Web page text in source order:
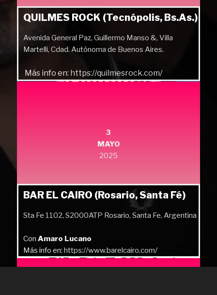
QUILMES ROCK (Tecnópolis, Bs.As.)
Avenida General Paz, Guillermo Manso &, Villa
Martelli, Cdad. Autónoma de Buenos Aires.
Más info en: https://quilmesrock.com/
3
MAYO
2025
BAR EL CAIRO (Rosario, Santa Fé)
Sta Fe 1102, S2000ATP Rosario, Santa Fe, Argentina
Con Amaro Lucano
Más info en: https://www.barelcairo.com/